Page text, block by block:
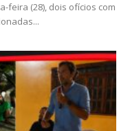
feira (28), dois ofícios com